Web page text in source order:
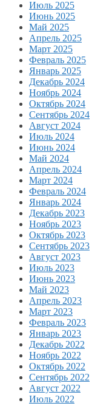
Июль 2025
Июнь 2025
Май 2025
Апрель 2025
Март 2025
Февраль 2025
Январь 2025
Декабрь 2024
Ноябрь 2024
Октябрь 2024
Сентябрь 2024
Август 2024
Июль 2024
Июнь 2024
Май 2024
Апрель 2024
Март 2024
Февраль 2024
Январь 2024
Декабрь 2023
Ноябрь 2023
Октябрь 2023
Сентябрь 2023
Август 2023
Июль 2023
Июнь 2023
Май 2023
Апрель 2023
Март 2023
Февраль 2023
Январь 2023
Декабрь 2022
Ноябрь 2022
Октябрь 2022
Сентябрь 2022
Август 2022
Июль 2022